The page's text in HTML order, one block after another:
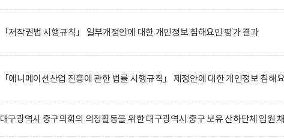
「저작권법 시행규칙」 일부개정안에 대한 개인정보 침해요인 평가 결과
「애니메이션산업 진흥에 관한 법률 시행규칙」 제정안에 대한 개인정보 침해
대구광역시 중구의회의 의정활동을 위한 대구광역시 중구 보유 산하단체 임원